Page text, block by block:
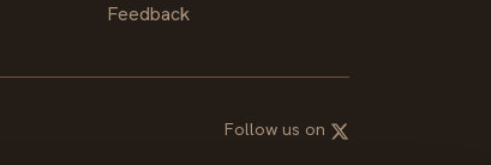
Feedback
Follow us on